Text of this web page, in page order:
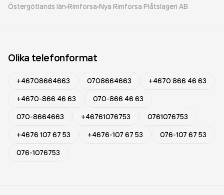
Östergötlands län Rimforsa Nya Rimforsa Plåtslageri AB
Olika telefonformat
+46708664663 0708664663
+4670 866 46 63
+4670-866 46 63
070-866 46 63
070-8664663
+46761076753
0761076753
+4676 107 67 53
+4676-107 67 53
076-107 67 53
076-1076753